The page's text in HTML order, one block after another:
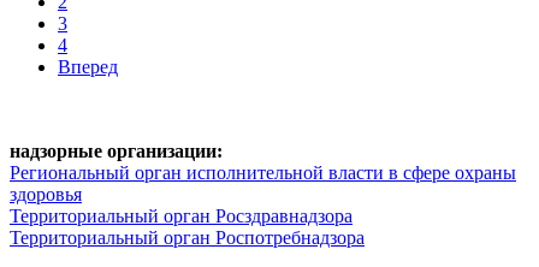
3
4
Вперед
надзорные организации:
Региональный орган исполнительной власти в сфере охраны
здоровья
Территориальный орган Росздравнадзора
Территориальный орган Роспотребнадзора